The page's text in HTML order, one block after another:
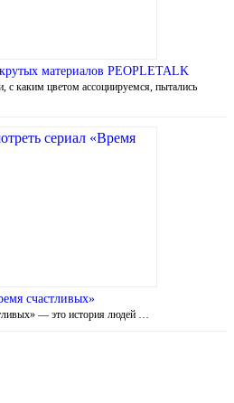
материалов PEOPLETALK
с каким цветом ассоциируемся, пытались
счастливых»
— это история людей …